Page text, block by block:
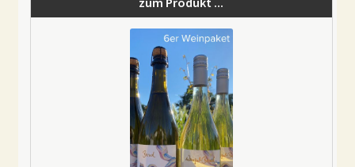
r
n
a
t
i
v
e
: